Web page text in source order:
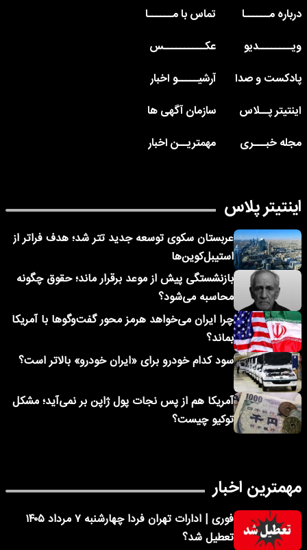
درباره مــــــا
تماس با مــــــا
ویــــــــدیو
عکــــــــــس
پادکست و صدا
آرشیـــــو اخبار
اینتیتر پــلاس
سازمان آگهی ها
مجله خبـــری
مهمتریــن اخبار
اینتیتر پلاس
عربستان سکوی توسعه جدید تتر شد؛ هدف فراتر از
استیبل‌کوین‌ها
بازنشستگی پیش از موعد برقرار ماند؛ حقوق چگونه
محاسبه می‌شود؟
چرا ایران می‌خواهد هرمز محور گفت‌وگوها با آمریکا
بماند؟
سود کدام خودرو برای «ایران خودرو» بالاتر است؟
آمریکا هم از پس نجات پول ژاپن بر نمی‌آید؛ مشکل
توکیو چیست؟
مهمترین اخبار
فوری | ادارات تهران فردا چهارشنبه ۷ مرداد ۱۴۰۵
تعطیل شد؟